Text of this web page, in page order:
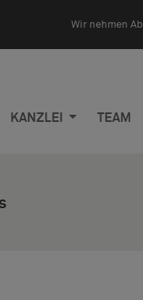
Wir nehmen
KANZLEI TEAM